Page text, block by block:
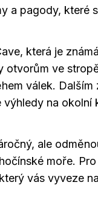
a pagody, které
která je
otvorům ve
válek. Dalším
na okolní
ale
moře.
vás vyveze na